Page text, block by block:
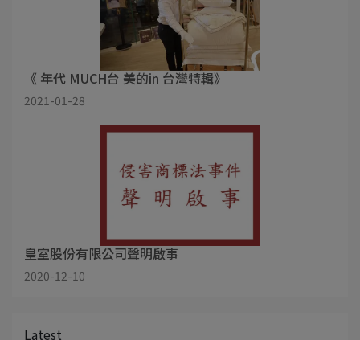
《 年代 MUCH台 美的in 台灣特輯》
2021-01-28
皇室股份有限公司聲明啟事
2020-12-10
Latest